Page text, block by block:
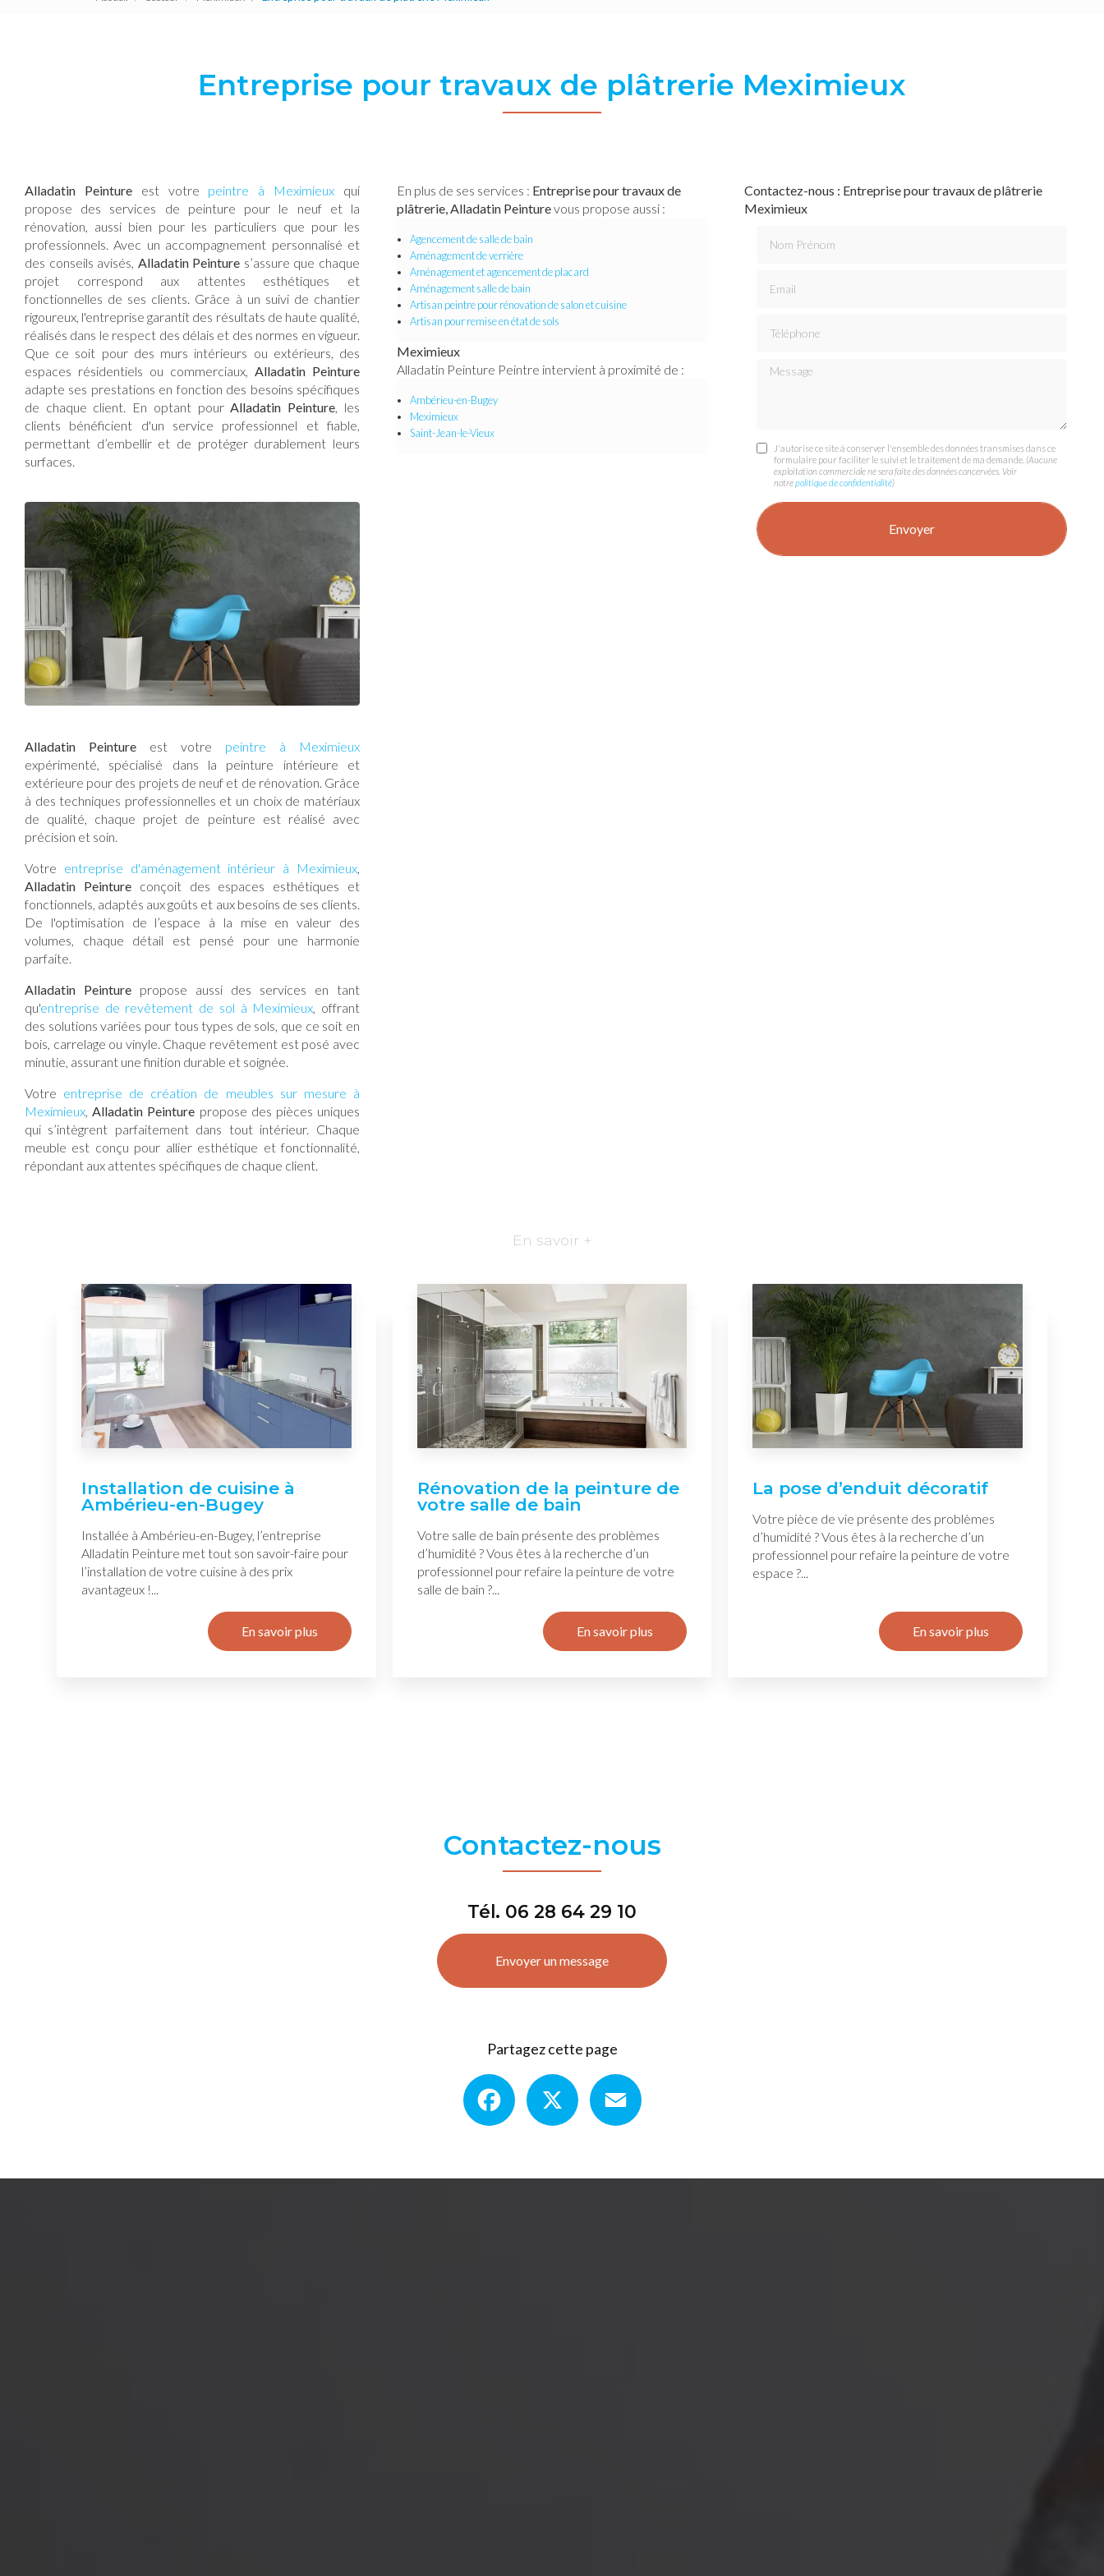
Entreprise pour travaux de plâtrerie Meximieux
Alladatin Peinture est votre peintre à Meximieux qui
propose des services de peinture pour le neuf et la
rénovation, aussi bien pour les particuliers que pour les
professionnels. Avec un accompagnement personnalisé et
des conseils avisés, Alladatin Peinture s’assure que chaque
projet correspond aux attentes esthétiques et
fonctionnelles de ses clients. Grâce à un suivi de chantier
rigoureux, l'entreprise garantit des résultats de haute qualité,
réalisés dans le respect des délais et des normes en vigueur.
Que ce soit pour des murs intérieurs ou extérieurs, des
espaces résidentiels ou commerciaux, Alladatin Peinture
adapte ses prestations en fonction des besoins spécifiques
de chaque client. En optant pourAlladatin Peinture, les
clients bénéficient d'un service professionnel et fiable,
permettant d’embellir et de protéger durablement leurs
surfaces.
Alladatin Peinture est votre peintre à Meximieux
expérimenté, spécialisé dans la peinture intérieure et
extérieure pour des projets de neuf et de rénovation. Grâce
à des techniques professionnelles et un choix de matériaux
de qualité, chaque projet de peinture est réalisé avec
précision et soin.
Votre entreprise d'aménagement intérieur à Meximieux,
Alladatin Peintureconçoit des espaces esthétiques et
fonctionnels, adaptés aux goûts et aux besoins de ses clients.
De l'optimisation de l’espace à la mise en valeur des
volumes, chaque détail est pensé pour une harmonie
parfaite.
Alladatin Peinture propose aussi des services en tant
qu'entreprise de revêtement de sol à Meximieux , offrant
des solutions variées pour tous types de sols, que ce soit en
bois, carrelage ou vinyle. Chaque revêtement est posé avec
minutie, assurant une finition durable et soignée.
Votre entreprise de création de meubles sur mesure à
Meximieux Alladatin Peinture propose des pièces uniques
qui s’intègrent parfaitement dans tout intérieur. Chaque
meuble est conçu pour allier esthétique et fonctionnalité,
répondant aux attentes spécifiques de chaque client.
En plus de ses services : Entreprise pour travaux de
plâtrerie, Alladatin Peinturevous propose aussi :
Agencement de salle de bain
Aménagement de verrière
Aménagement et agencement de placard
Aménagement salle de bain
Artisan peintre pour rénovation de salon et cuisine
Artisan pour remise en état de sols
Meximieux
Alladatin Peinture Peintre intervient à proximité de :
Ambérieu-en-Bugey
Meximieux
Saint-Jean-le-Vieux
Contactez-nous : Entreprise pour travaux de plâtrerie
Meximieux
Message
J'autorise ce site à conserver l'ensemble des données transmises dans ce
formulaire pour faciliter le suivi et le traitement de ma demande. (Aucune
exploitation commerciale ne sera faite des données concervées. Voir
notrepolitique de confidentialité)
En savoir +
Installation de cuisine à
Ambérieu-en-Bugey
Installée à Ambérieu-en-Bugey, l’entreprise
Alladatin Peinture met tout son savoir-faire pour
l’installation de votre cuisine à des prix
avantageux !...
En savoir plus
Rénovation de la peinture de
votre salle de bain
Votre salle de bain présente des problèmes
d’humidité ? Vous êtes à la recherche d’un
professionnel pour refaire la peinture de votre
salle de bain ?...
En savoir plus
La pose d’enduit décoratif
Votre pièce de vie présente des problèmes
d’humidité ? Vous êtes à la recherche d’un
professionnel pour refaire la peinture de votre
espace ?...
En savoir plus
Contactez-nous
Tél. 06 28 64 29 10
Envoyer un message
Partagez cette page
Facebook